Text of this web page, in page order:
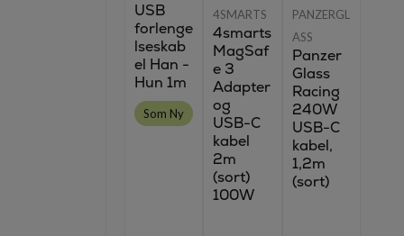
USB
forlenge
lseskab
el Han -
Hun 1m
Som Ny
4SMARTS
4smarts
MagSaf
e 3
Adapter
og
USB-C
kabel
2m
(sort)
100W
PANZERGL
ASS
Panzer
Glass
Racing
240W
USB-C
kabel,
1,2m
(sort)